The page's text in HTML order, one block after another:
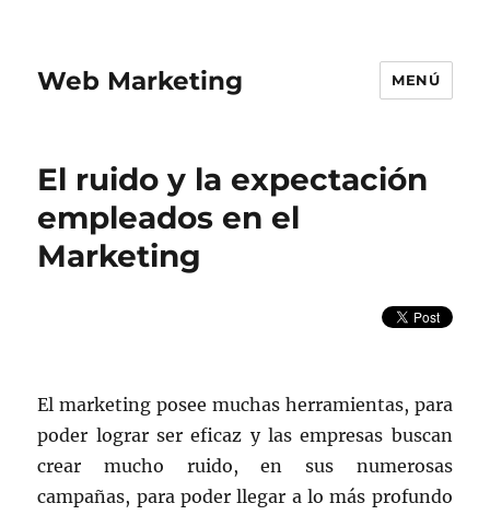
Web Marketing MENÚ
El ruido y la expectación
empleados en el
Marketing
El marketing posee muchas herramientas, para
poder lograr ser eficaz y las empresas buscan
crear mucho ruido, en sus numerosas
campañas, para poder llegar a lo más profundo